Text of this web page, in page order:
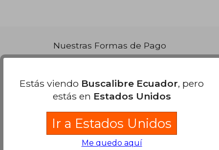
Nuestras Formas de Pago
Estás viendo Buscalibre Ecuador, pero
estás en Estados Unidos
Ir a Estados Unidos
Me quedo aquí